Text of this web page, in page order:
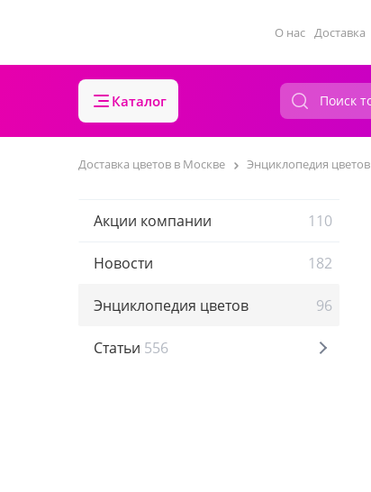
О нас Доставка
Каталог
Доставка цветов в Москве Энциклопедия цветов
Акции компании 110
Новости 182
Энциклопедия цветов 96
Статьи 556